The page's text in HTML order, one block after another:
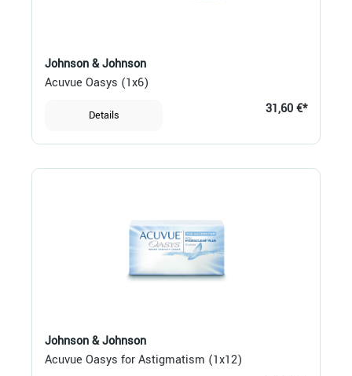
Johnson & Johnson
Acuvue Oasys (1x6)
Details 31,60 €*
Johnson & Johnson
Acuvue Oasys for Astigmatism (1x12)